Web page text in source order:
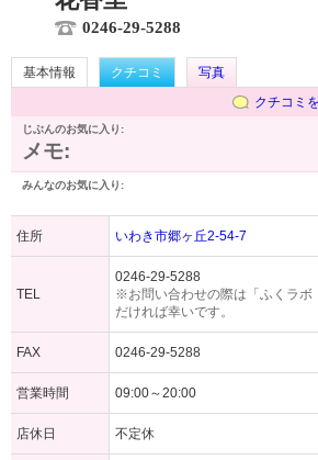
0246-29-5288
基本情報 クチコミ
写真
クチコミ
じぶんのお気に入り:
メモ:
みんなのお気に入り:
住所 いわき市郷ヶ丘2-54-7
TEL
0246-29-5288
※お問い合わせの際は「ふくラボ
だければ幸いです。
FAX 0246-29-5288
営業時間 09:00～20:00
店休日 不定休